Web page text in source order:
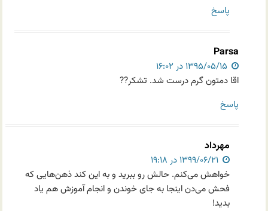
پاسخ
Parsa
اقا دمتون گرم درست شد. تشکر??
پاسخ
مهرداد
۱۳۹۹/۰۶/۲۱ در ۱۹:۱۸
خواهش می‌کنم. حالش رو ببرید و به این کند ذهن‌هایی که
فحش می‌دن اینجا به جای خوندن و انجام آموزش هم یاد
بدید!